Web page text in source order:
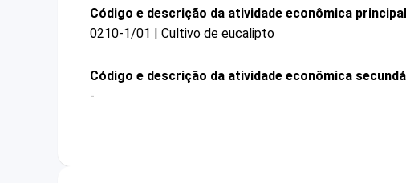
Código e descrição da atividade econômica principal
0210-1/01 | Cultivo de eucalipto
Código e descrição da atividade econômica
-